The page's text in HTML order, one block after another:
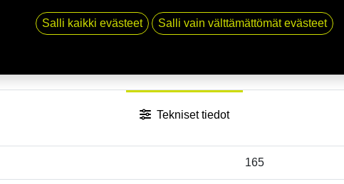
Tekniset tiedot
165
Salli kaikki evästeet Salli vain välttämättömät evästeet